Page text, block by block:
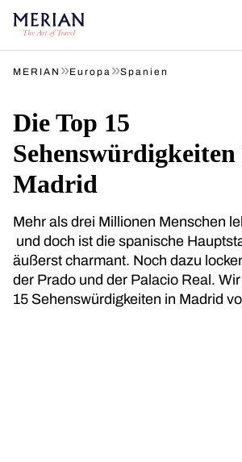
MERIAN »Europa »Spanien
Die Top 15
Madrid
Mehr als drei Millionen Menschen
und doch ist die spanische
äußerst charmant. Noch dazu
der Prado und der Palacio Real.
15 Sehenswürdigkeiten in Madrid